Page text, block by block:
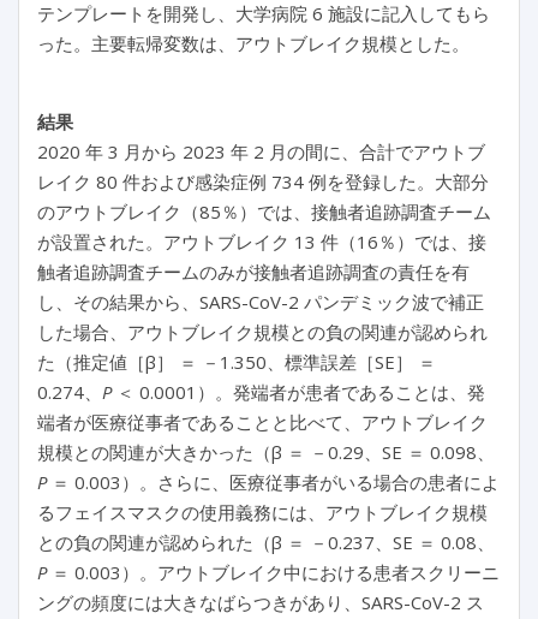
テンプレートを開発し、大学病院 6 施設に記入してもら
った。主要転帰変数は、アウトブレイク規模とした。
結果
2020 年 3 月から 2023 年 2 月の間に、合計でアウトブ
レイク 80 件および感染症例 734 例を登録した。大部分
のアウトブレイク（85％）では、接触者追跡調査チーム
が設置された。アウトブレイク 13 件（16％）では、接
触者追跡調査チームのみが接触者追跡調査の責任を有
し、その結果から、SARS-CoV-2 パンデミック波で補正
した場合、アウトブレイク規模との負の関連が認められ
た（推定値［β］ ＝ －1.350、標準誤差［SE］
＝
0.274、 P＜ 0.0001）。発端者が患者であることは、発
端者が医療従事者であることと比べて、アウトブレイク
規模との関連が大きかった（β ＝ －0.29、SE ＝ 0.098、
P＝ 0.003）。さらに、医療従事者がいる場合の患者によ
るフェイスマスクの使用義務には、アウトブレイク規模
との負の関連が認められた（β ＝ －0.237、SE ＝ 0.08、
P＝ 0.003）。アウトブレイク中における患者スクリーニ
ングの頻度には大きなばらつきがあり、SARS-CoV-2 ス